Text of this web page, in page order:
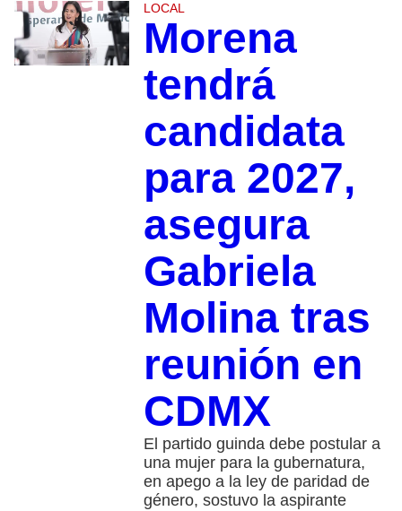
LOCAL
Morena
tendrá
candidata
para 2027,
asegura
Gabriela
Molina tras
reunión en
CDMX
El partido guinda debe postular a
una mujer para la gubernatura,
en apego a la ley de paridad de
género, sostuvo la aspirante